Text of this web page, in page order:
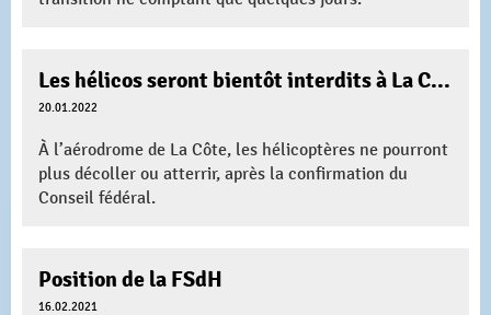
Les hélicos seront bientôt interdits à La Côte
20.01.2022
À l’aérodrome de La Côte, les hélicoptères ne pourront
plus décoller ou atterrir, après la confirmation du
Conseil fédéral.
Position de la FSdH
16.02.2021